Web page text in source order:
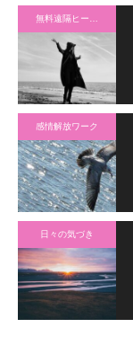
感情解放ワーク
日々の気づき